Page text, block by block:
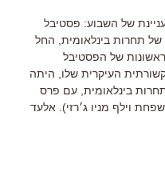
של השבוע: פסטיבל
של תחרות בינלאומית, החל
המהדורות הראשונות של הפסטיבל
העיקרית שלו, היתה
בינלאומית, עם פרס
קרן משפחת וילף מניו ג׳רזי). אלעד